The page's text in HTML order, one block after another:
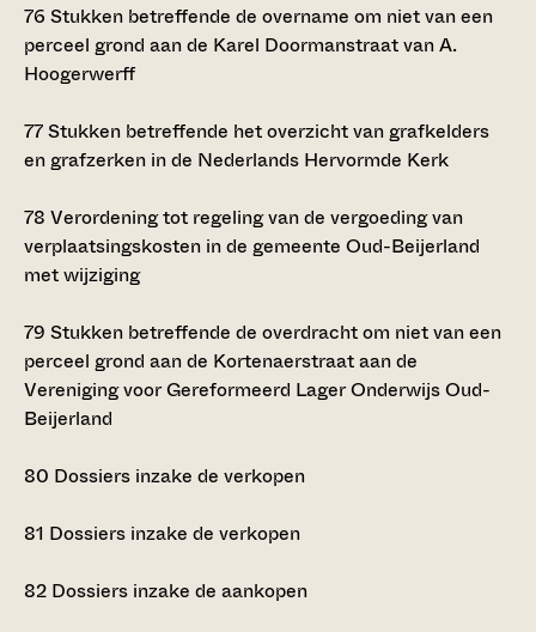
76 Stukken betreffende de overname om niet van een
perceel grond aan de Karel Doormanstraat van A.
Hoogerwerff
77Stukken betreffende het overzicht van grafkelders
en grafzerken in de Nederlands Hervormde Kerk
78 Verordening tot regeling van de vergoeding van
verplaatsingskosten in de gemeente Oud-Beijerland
met wijziging
79 Stukken betreffende de overdracht om niet van een
perceel grond aan de Kortenaerstraat aan de
Vereniging voor Gereformeerd Lager Onderwijs Oud-
Beijerland
80 Dossiers inzake de verkopen
81 Dossiers inzake de verkopen
82 Dossiers inzake de aankopen